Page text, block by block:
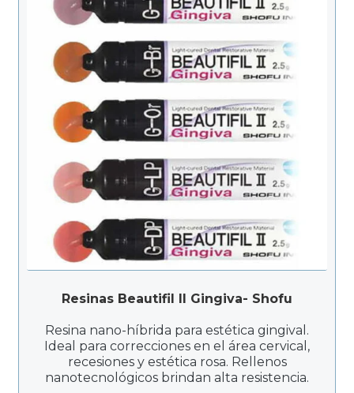
Resinas Beautifil II Gingiva- Shofu
Resina nano-híbrida para estética gingival.
Ideal para correcciones en el área cervical,
recesiones y estética rosa. Rellenos
nanotecnológicos brindan alta resistencia.